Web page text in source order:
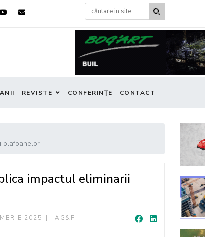
REVISTE CONFERINȚE CONTACT
plafoanelor
impactul eliminarii
2025 AG&F